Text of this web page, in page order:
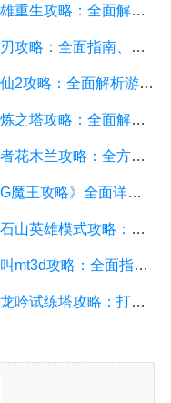
英雄重生攻略：全面解析游戏中的技巧和策略
鬼刃攻略：全面指南、技巧和秘籍，助你成为顶尖玩家
斗仙2攻略：全面解析游戏技巧、副本攻略、装备养成和战斗策略
试炼之塔攻略：全面解析游戏技巧与策略，帮你征服每一层塔
王者花木兰攻略：全方位解析花木兰的技能、装备和打法
《G魔王攻略》全面详解，助你成为顶尖玩家
黑石山英雄模式攻略：成为顶尖玩家的必备指南
我叫mt3d攻略：全面指南、技巧和秘籍揭秘
卧龙吟试练塔攻略：打造最强角色，征服试炼之塔